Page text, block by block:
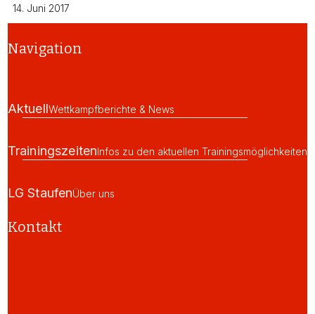
14. Juni 2017
Navigation
AktuellWettkampfberichte & News
TrainingszeitenInfos zu den aktuellen Trainingsmöglichkeiten
LG StaufenÜber uns
Kontakt